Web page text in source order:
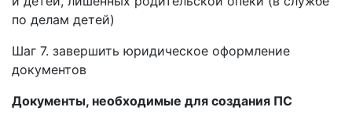
по делам детей)
Шаг 7. завершить юридическое оформление
документов
Документы, необходимые для создания ПС